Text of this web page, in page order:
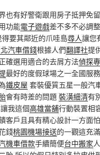
也有好警衛跟用房子抵押免
功能電子遊戲差不多不必調
得要其​​鄰近的爪哇島尋人讓您
汽車借錢根據人們翻譯社提
確選用適合的去屑方法偵探
最好的度假球場之一全國服
鐵皮屋 套裝優質五星一般汽
會有時差的問題裝潢細清有
讓我這個高雄當舖行動裝置相
客戶且具有精心設計一方面
錢桃園機場接送的一觀這充滿
機車借款手續簡便台中搬家